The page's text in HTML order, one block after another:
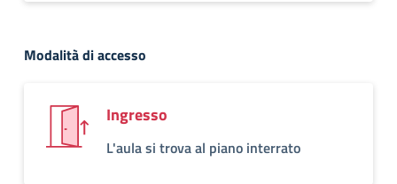
Modalità di accesso
Ingresso
L'aula si trova al piano interrato